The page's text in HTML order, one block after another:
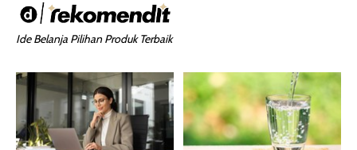
Ide Belanja Pilihan Produk Terbaik